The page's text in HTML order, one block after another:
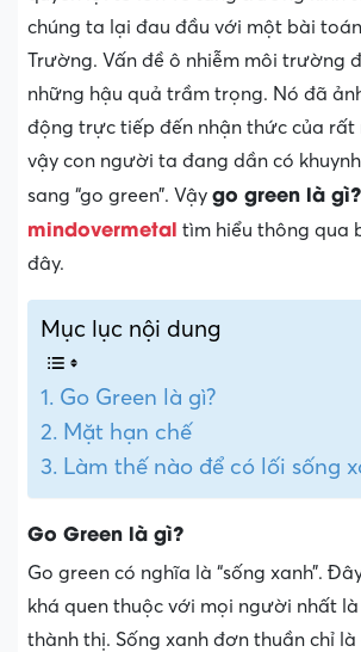
chúng ta lại đau đầu với một bài
Trường. Vấn đề ô nhiễm môi trường
những hậu quả trầm trọng. Nó đã
động trực tiếp đến nhận thức của rất
vậy con người ta đang dần có
sang “go green”. Vậy go green là gì?
mindovermetal tìm hiểu thông qua
đây.
Mục lục nội dung
Go Green là gì?
Mặt hạn chế
Làm thế nào để có lối sống
Go Green là gì?
Go green có nghĩa là “sống xanh”.
khá quen thuộc với mọi người nhất
thành thị. Sống xanh đơn thuần chỉ